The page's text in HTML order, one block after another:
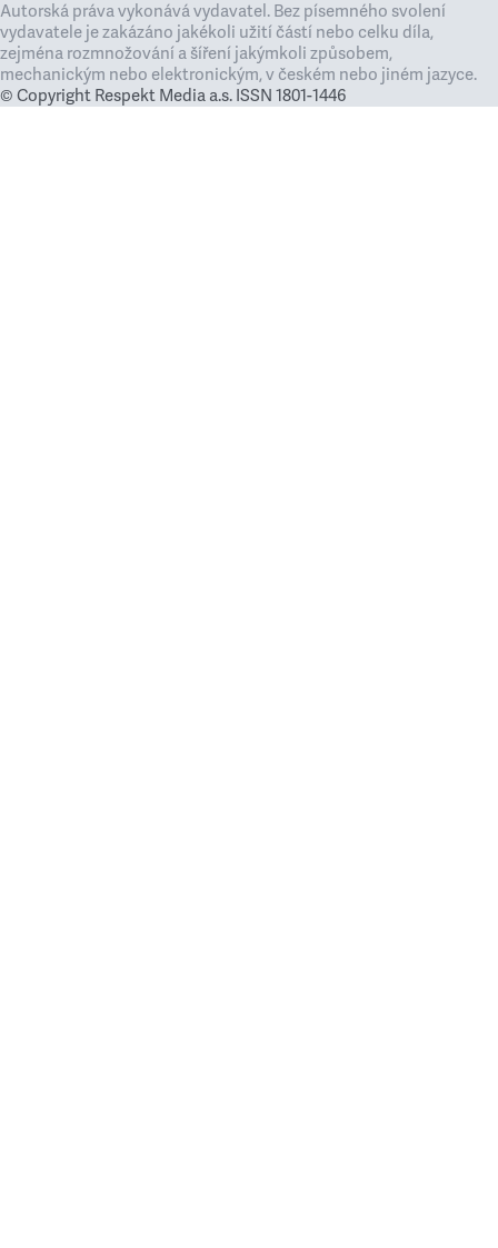
Autorská práva vykonává vydavatel. Bez písemného svolení
vydavatele je zakázáno jakékoli užití částí nebo celku díla,
zejména rozmnožování a šíření jakýmkoli způsobem,
mechanickým nebo elektronickým, v českém nebo jiném jazyce.
© Copyright Respekt Media a.s. ISSN 1801-1446